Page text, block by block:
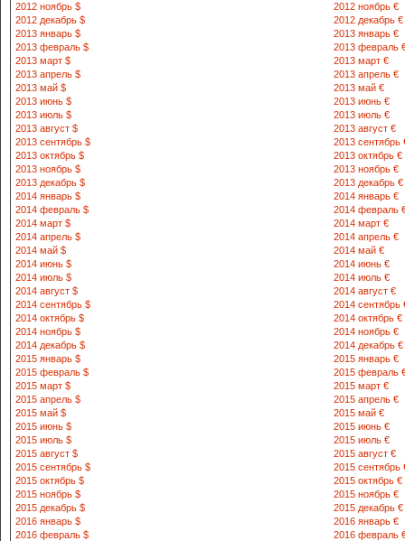
2012 ноябрь $
2012 ноябрь €
2012 декабрь $
2012 декабрь €
2013 январь $
2013 январь €
2013 февраль $
2013 февраль
2013 март $
2013 март €
2013 апрель $
2013 апрель €
2013 май $
2013 май €
2013 июнь $
2013 июнь €
2013 июль $
2013 июль €
2013 август $
2013 август €
2013 сентябрь $
2013 сентябрь
2013 октябрь $
2013 октябрь €
2013 ноябрь $
2013 ноябрь €
2013 декабрь $
2013 декабрь €
2014 январь $
2014 январь €
2014 февраль $
2014 февраль
2014 март $
2014 март €
2014 апрель $
2014 апрель €
2014 май $
2014 май €
2014 июнь $
2014 июнь €
2014 июль $
2014 июль €
2014 август $
2014 август €
2014 сентябрь $
2014 сентябрь
2014 октябрь $
2014 октябрь €
2014 ноябрь $
2014 ноябрь €
2014 декабрь $
2014 декабрь €
2015 январь $
2015 январь €
2015 февраль $
2015 февраль
2015 март $
2015 март €
2015 апрель $
2015 апрель €
2015 май $
2015 май €
2015 июнь $
2015 июнь €
2015 июль $
2015 июль €
2015 август $
2015 август €
2015 сентябрь $
2015 сентябрь
2015 октябрь $
2015 октябрь €
2015 ноябрь $
2015 ноябрь €
2015 декабрь $
2015 декабрь €
2016 январь $
2016 январь €
2016 февраль $
2016 февраль